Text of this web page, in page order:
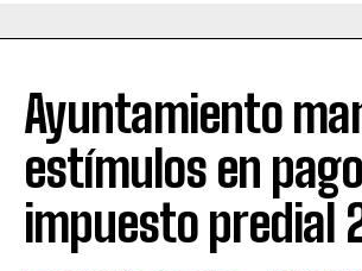
Ayuntamiento
estímulos en
impuesto predial